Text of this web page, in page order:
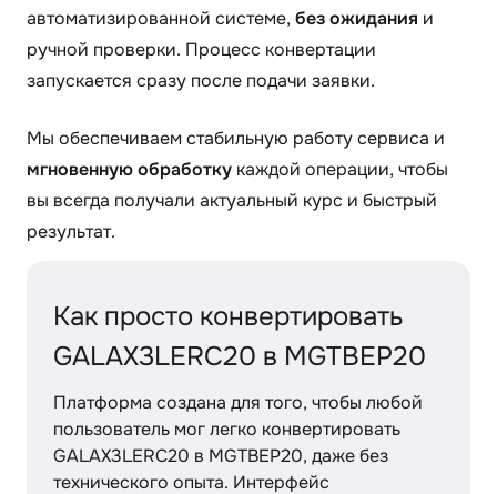
автоматизированной системе, без ожидания и
ручной проверки. Процесс конвертации
запускается сразу после подачи заявки.
Мы обеспечиваем стабильную работу сервиса и
мгновенную обработку каждой операции, чтобы
вы всегда получали актуальный курс и быстрый
результат.
Как просто конвертировать
GALAX3LERC20 в MGTBEP20
Платформа создана для того, чтобы любой
пользователь мог легко конвертировать
GALAX3LERC20 в MGTBEP20, даже без
технического опыта. Интерфейс